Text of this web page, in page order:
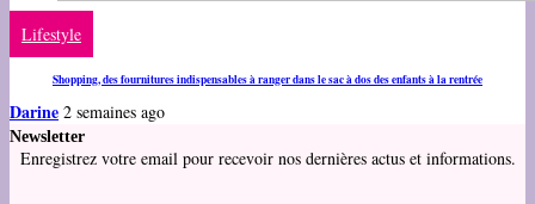
Lifestyle
Shopping, des fournitures indispensables à ranger dans le sac à dos des enfants à la rentrée
Darine 2 semaines ago
Newsletter
Enregistrez votre email pour recevoir nos dernières actus et informations.